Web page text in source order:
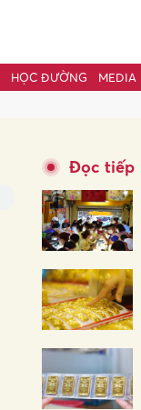
HỌC ĐƯỜNG MEDIA
Đọc tiếp